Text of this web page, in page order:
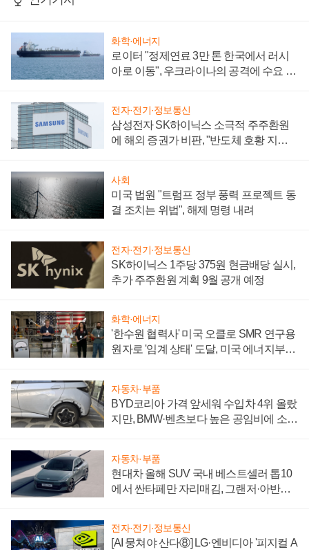
화학·에너지
로이터 "정제연료 3만 톤 한국에서 러시
아로 이동", 우크라이나의 공격에 수요 늘
전자·전기·정보통신
삼성전자 SK하이닉스 소극적 주주환원
에 해외 증권가 비판, "반도체 호황 지속
사회
미국 법원 "트럼프 정부 풍력 프로젝트 동
결 조치는 위법", 해제 명령 내려
전자·전기·정보통신
SK하이닉스 1주당 375원 현금배당 실시,
추가 주주환원 계획 9월 공개 예정
화학·에너지
'한수원 협력사' 미국 오클로 SMR 연구용
원자로 '임계 상태' 도달, 미국 에너지부
자동차·부품
BYD코리아 가격 앞세워 수입차 4위 올랐
지만, BMW·벤츠보다 높은 공임비에 소비
자동차·부품
현대차 올해 SUV 국내 베스트셀러 톱10
에서 싼타페만 자리매김, 그랜저·아반떼
전자·전기·정보통신
[AI 뭉쳐야 산다⑧] LG·엔비디아 '피지컬 A